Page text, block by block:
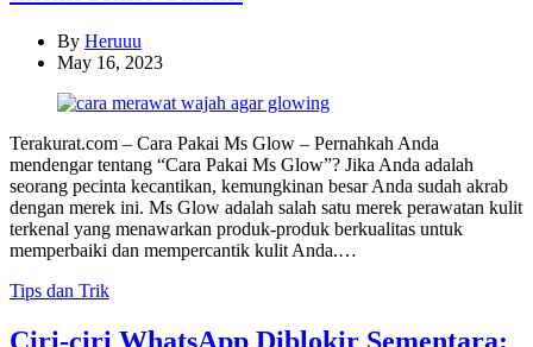
By Heruuu
May 16, 2023
Terakurat.com – Cara Pakai Ms Glow – Pernahkah Anda
mendengar tentang “Cara Pakai Ms Glow”? Jika Anda adalah
seorang pecinta kecantikan, kemungkinan besar Anda sudah akrab
dengan merek ini. Ms Glow adalah salah satu merek perawatan kulit
terkenal yang menawarkan produk-produk berkualitas untuk
memperbaiki dan mempercantik kulit Anda.…
Categories
Tips dan Trik